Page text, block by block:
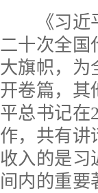
《习近平
二十次全国
大旗帜，为
开卷篇，其
平总书记在
作，共有讲
收入的是习
间内的重要